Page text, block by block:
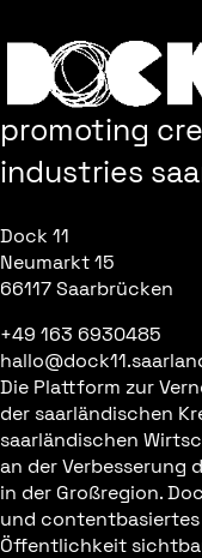
promoting
industries
Dock 11
Neumarkt 15
66117 Saarbrücken
+49 163 6930485
Die Plattform zur
der saarländischen
saarländischen
an der Verbesserung
in der Großregion.
und
Öffentlichkeit